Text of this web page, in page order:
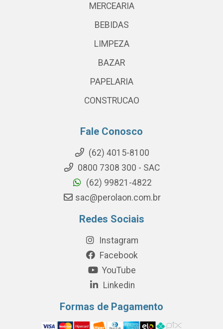
MERCEARIA
BEBIDAS
LIMPEZA
BAZAR
PAPELARIA
CONSTRUCAO
Fale Conosco
(62) 4015-8100
0800 7308 300 - SAC
(62) 99821-4822
sac@perolaon.com.br
Redes Sociais
Instagram
Facebook
YouTube
Linkedin
Formas de Pagamento